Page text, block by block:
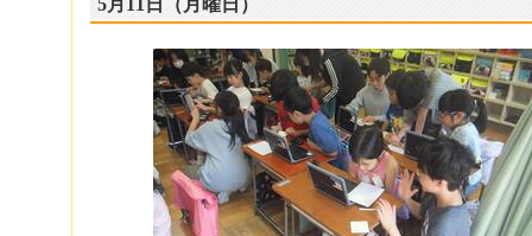
5月11日（月曜日）